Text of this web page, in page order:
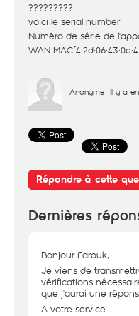
?????????
voici le serial number
Numéro de série de
WAN
Anonyme il y a
Répondre à cette
Dernières
Bonjour Farouk,
Je viens de
vérifications
que j'aurai une
A votre service